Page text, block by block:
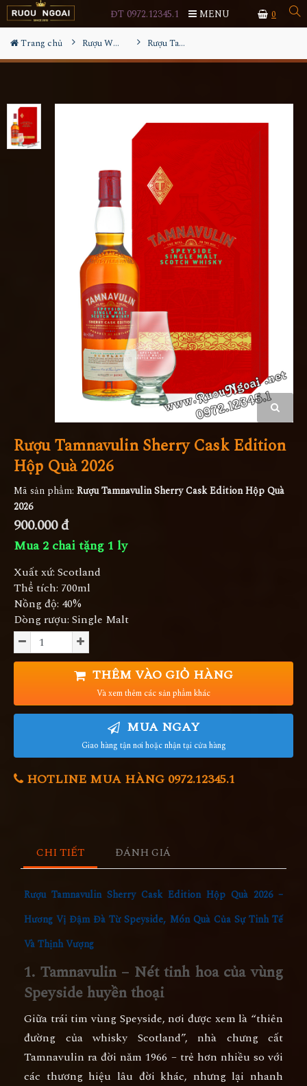
0
ĐT 0972.12345.1 MENU
Trang chủ Rượu Whisky Rượu Tamnavulin Sherry Cask Edition Hộp Quà 2026
Rượu Tamnavulin Sherry Cask Edition
Hộp Quà 2026
Mã sản phẩm: Rượu Tamnavulin Sherry Cask Edition Hộp Quà
2026
900.000 đ
Mua 2 chai tặng 1 ly
Xuất xứ: Scotland
Thể tích: 700ml
Nồng độ: 40%
Dòng rượu: Single Malt
THÊM VÀO GIỎ HÀNG
Và xem thêm các sản phẩm khác
MUA NGAY
Giao hàng tận nơi hoặc nhận tại cửa hàng
HOTLINE MUA HÀNG 0972.12345.1
CHI TIẾT ĐÁNH GIÁ
Rượu Tamnavulin Sherry Cask Edition Hộp Quà 2026 –
Hương Vị Đậm Đà Từ Speyside, Món Quà Của Sự Tinh Tế
Và Thịnh Vượng
1. Tamnavulin – Nét tinh hoa của vùng
Speyside huyền thoại
Giữa trái tim vùng Speyside, nơi được xem là “thiên
đường của whisky Scotland”, nhà chưng cất
Tamnavulin ra đời năm1966 – trẻ hơn nhiều so với
các thương hiệu lâu đời khác, nhưng lại nhanh